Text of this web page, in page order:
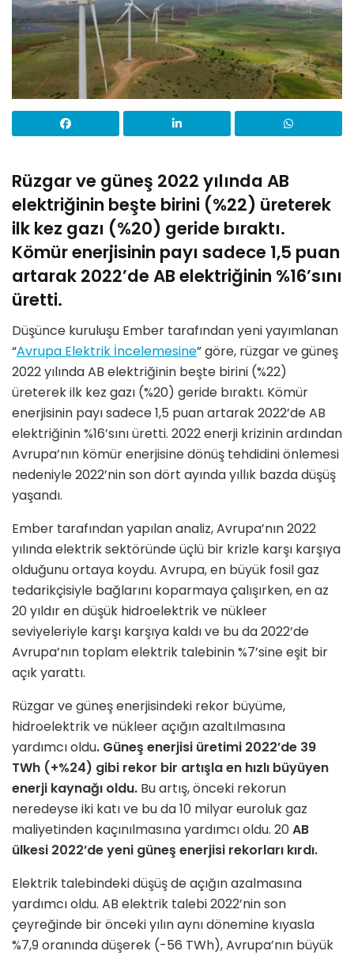
Rüzgar ve güneş 2022 yılında AB
elektriğinin beşte birini (%22) üreterek
ilk kez gazı (%20) geride bıraktı.
Kömür enerjisinin payı sadece 1,5 puan
artarak 2022’de AB elektriğinin %16’sını
üretti.
Düşünce kuruluşu Ember tarafından yeni yayımlanan
“Avrupa Elektrik İncelemesine” göre, rüzgar ve güneş
2022 yılında AB elektriğinin beşte birini (%22)
üreterek ilk kez gazı (%20) geride bıraktı. Kömür
enerjisinin payı sadece 1,5 puan artarak 2022’de AB
elektriğinin %16’sını üretti. 2022 enerji krizinin ardından
Avrupa’nın kömür enerjisine dönüş tehdidini önlemesi
nedeniyle 2022’nin son dört ayında yıllık bazda düşüş
yaşandı.
Ember tarafından yapılan analiz, Avrupa’nın 2022
yılında elektrik sektöründe üçlü bir krizle karşı karşıya
olduğunu ortaya koydu. Avrupa, en büyük fosil gaz
tedarikçisiyle bağlarını koparmaya çalışırken, en az
20 yıldır en düşük hidroelektrik ve nükleer
seviyeleriyle karşı karşıya kaldı ve bu da 2022’de
Avrupa’nın toplam elektrik talebinin %7’sine eşit bir
açık yarattı.
Rüzgar ve güneş enerjisindeki rekor büyüme,
hidroelektrik ve nükleer açığın azaltılmasına
yardımcı oldu. Güneş enerjisi üretimi 2022’de 39
TWh (+%24) gibi rekor bir artışla en hızlı büyüyen
enerji kaynağı oldu. Bu artış, önceki rekorun
neredeyse iki katı ve bu da 10 milyar euroluk gaz
maliyetinden kaçınılmasına yardımcı oldu. 20AB
ülkesi 2022’de yeni güneş enerjisi rekorları kırdı.
Elektrik talebindeki düşüş de açığın azalmasına
yardımcı oldu. AB elektrik talebi 2022’nin son
çeyreğinde bir önceki yılın aynı dönemine kıyasla
%7,9 oranında düşerek (-56 TWh), Avrupa’nın büyük